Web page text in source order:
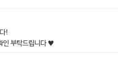
!
인 부탁드립니다 ♥